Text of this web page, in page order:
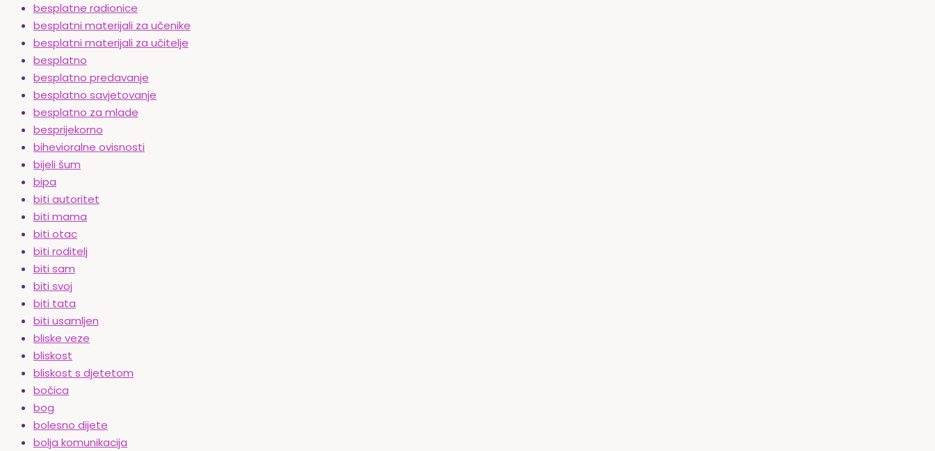
besplatne radionice
besplatni materijali za učenike
besplatni materijali za učitelje
besplatno
besplatno predavanje
besplatno savjetovanje
besplatno za mlade
besprijekorno
bihevioralne ovisnosti
bijeli šum
bipa
biti autoritet
biti mama
biti otac
biti roditelj
biti sam
biti svoj
biti tata
biti usamljen
bliske veze
bliskost
bliskost s djetetom
bočica
bog
bolesno dijete
bolja komunikacija